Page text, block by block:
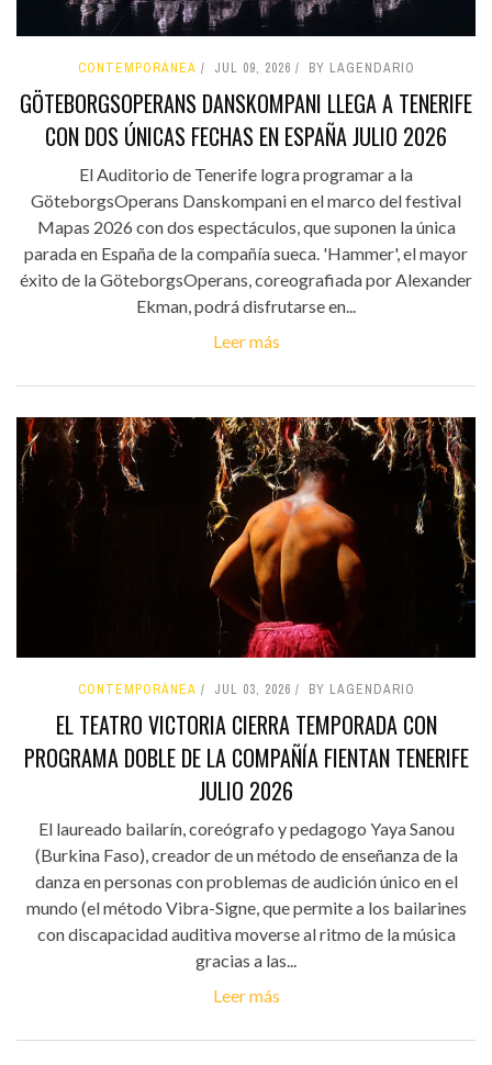
CONTEMPORÁNEA JUL 09, 2026 BY LAGENDARIO
GÖTEBORGSOPERANS DANSKOMPANI LLEGA A TENERIFE
CON DOS ÚNICAS FECHAS EN ESPAÑA JULIO 2026
El Auditorio de Tenerife logra programar a la
GöteborgsOperans Danskompani en el marco del festival
Mapas 2026 con dos espectáculos, que suponen la única
parada en España de la compañía sueca. 'Hammer', el mayor
éxito de la GöteborgsOperans, coreografiada por Alexander
Ekman, podrá disfrutarse en...
Leer más
CONTEMPORÁNEA JUL 03, 2026 BY LAGENDARIO
EL TEATRO VICTORIA CIERRA TEMPORADA CON
PROGRAMA DOBLE DE LA COMPAÑÍA FIENTAN TENERIFE
JULIO 2026
El laureado bailarín, coreógrafo y pedagogo Yaya Sanou
(Burkina Faso), creador de un método de enseñanza de la
danza en personas con problemas de audición único en el
mundo (el método Vibra-Signe, que permite a los bailarines
con discapacidad auditiva moverse al ritmo de la música
gracias a las...
Leer más